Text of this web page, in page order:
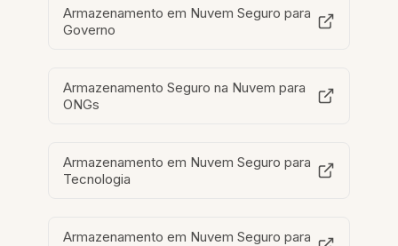
Armazenamento em Nuvem Seguro para
Governo
Armazenamento Seguro na Nuvem para
ONGs
Armazenamento em Nuvem Seguro para
Tecnologia
Armazenamento em Nuvem Seguro para